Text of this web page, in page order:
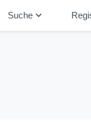
Suchekeyboard_arrow_down